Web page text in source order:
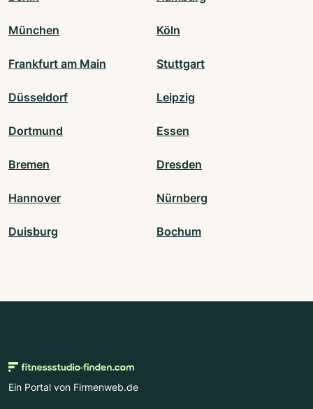
München Köln
Frankfurt am Main Stuttgart
Düsseldorf Leipzig
Dortmund Essen
Bremen Dresden
Hannover Nürnberg
Duisburg Bochum
Ein Portal von Firmenweb.de